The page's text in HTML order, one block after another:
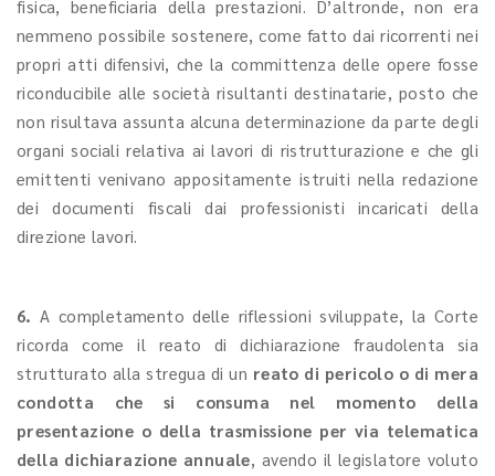
fisica, beneficiaria della prestazioni. D’altronde, non era
nemmeno possibile sostenere, come fatto dai ricorrenti nei
propri atti difensivi, che la committenza delle opere fosse
riconducibile alle società risultanti destinatarie, posto che
non risultava assunta alcuna determinazione da parte degli
organi sociali relativa ai lavori di ristrutturazione e che gli
emittenti venivano appositamente istruiti nella redazione
dei documenti fiscali dai professionisti incaricati della
direzione lavori.
6.A completamento delle riflessioni sviluppate, la Corte
ricorda come il reato di dichiarazione fraudolenta sia
strutturato alla stregua di un reato di pericolo o di mera
condotta che si consuma nel momento della
presentazione o della trasmissione per via telematica
della dichiarazione annuale, avendo il legislatore voluto